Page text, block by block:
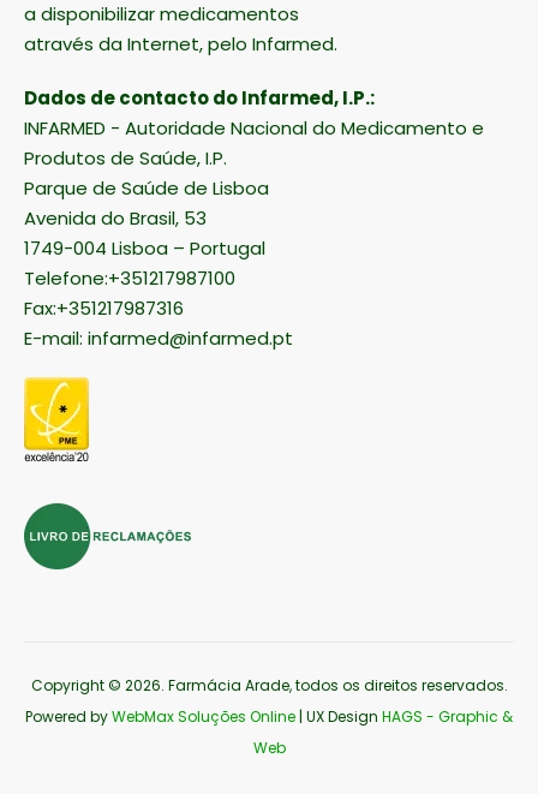
a disponibilizar medicamentos
através da Internet, pelo Infarmed.
Dados de contacto do Infarmed, I.P.:
INFARMED - Autoridade Nacional do Medicamento e
Produtos de Saúde, I.P.
Parque de Saúde de Lisboa
Avenida do Brasil, 53
1749-004 Lisboa – Portugal
Telefone:+351217987100
Fax:+351217987316
E-mail: infarmed@infarmed.pt
Copyright © 2026. Farmácia Arade, todos os direitos reservados.
Powered byWebMax Soluções Online | UX Design HAGS - Graphic &
Web